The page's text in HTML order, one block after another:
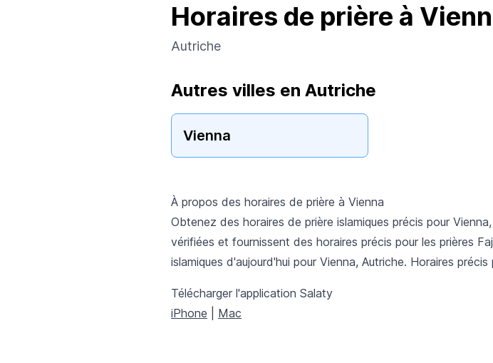
Horaires de prière à
Autriche
Autres villes en Autriche
Vienna
À propos des horaires de prière à Vienna
Obtenez des horaires de prière islamiques précis pour
vérifiées et fournissent des horaires précis pour les prières
islamiques d'aujourd'hui pour Vienna, Autriche. Horaires
Télécharger l'application Salaty
iPhone
Mac